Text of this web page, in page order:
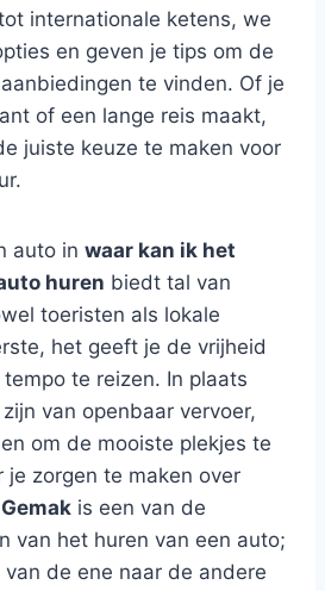
internationale ketens, we
en geven je tips om de
te vinden. Of je
of een lange reis maakt,
juiste keuze te maken voor
auto in waar kan ik het
huren biedt tal van
toeristen als lokale
het geeft je de vrijheid
te reizen. In plaats
van openbaar vervoer,
om de mooiste plekjes te
je zorgen te maken over
Gemak is een van de
van het huren van een auto;
de ene naar de andere